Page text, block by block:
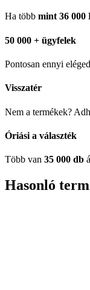
Ha több mint 36 000
50 000 + ügyfelek
Pontosan ennyi
Visszatér
Nem a termékek?
Óriási a választék
Több van 35 000 db
Hasonló